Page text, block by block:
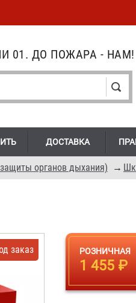
01. ДО ПОЖАРА - НАМ!
ДОСТАВКА
органов дыхания) →
заказ РОЗНИЧНАЯ
1 455 ₽